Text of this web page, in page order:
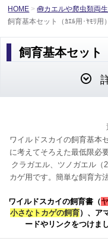
HOME
🧰カエルや爬虫類両
飼育基本セット（ｶｴﾙ用･ﾔﾓﾘ用）
飼育基本セット
ワイルドスカイの飼育基本
に考えてそろえた最低限必
クラガエル、ツノガエル（
カゲ用です。簡単な飼育方
ワイルドスカイの飼育書（
小さなトカゲの飼育）、ア
ードやリンクをつけま